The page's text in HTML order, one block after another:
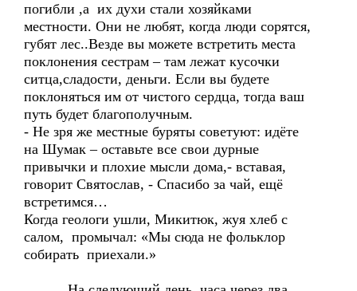
погибли ,а их духи стали хозяйками
местности. Они не любят, когда люди сорятся,
губят лес..Везде вы можете встретить места
поклонения сестрам – там лежат кусочки
ситца,сладости, деньги. Если вы будете
поклоняться им от чистого сердца, тогда ваш
путь будет благополучным.
- Не зря же местные буряты советуют: идёте
на Шумак – оставьте все свои дурные
привычки и плохие мысли дома,- вставая,
говорит Святослав, - Спасибо за чай, ещё
встретимся…
Когда геологи ушли, Микитюк, жуя хлеб с
салом, промычал: «Мы сюда не фольклор
собирать приехали.»